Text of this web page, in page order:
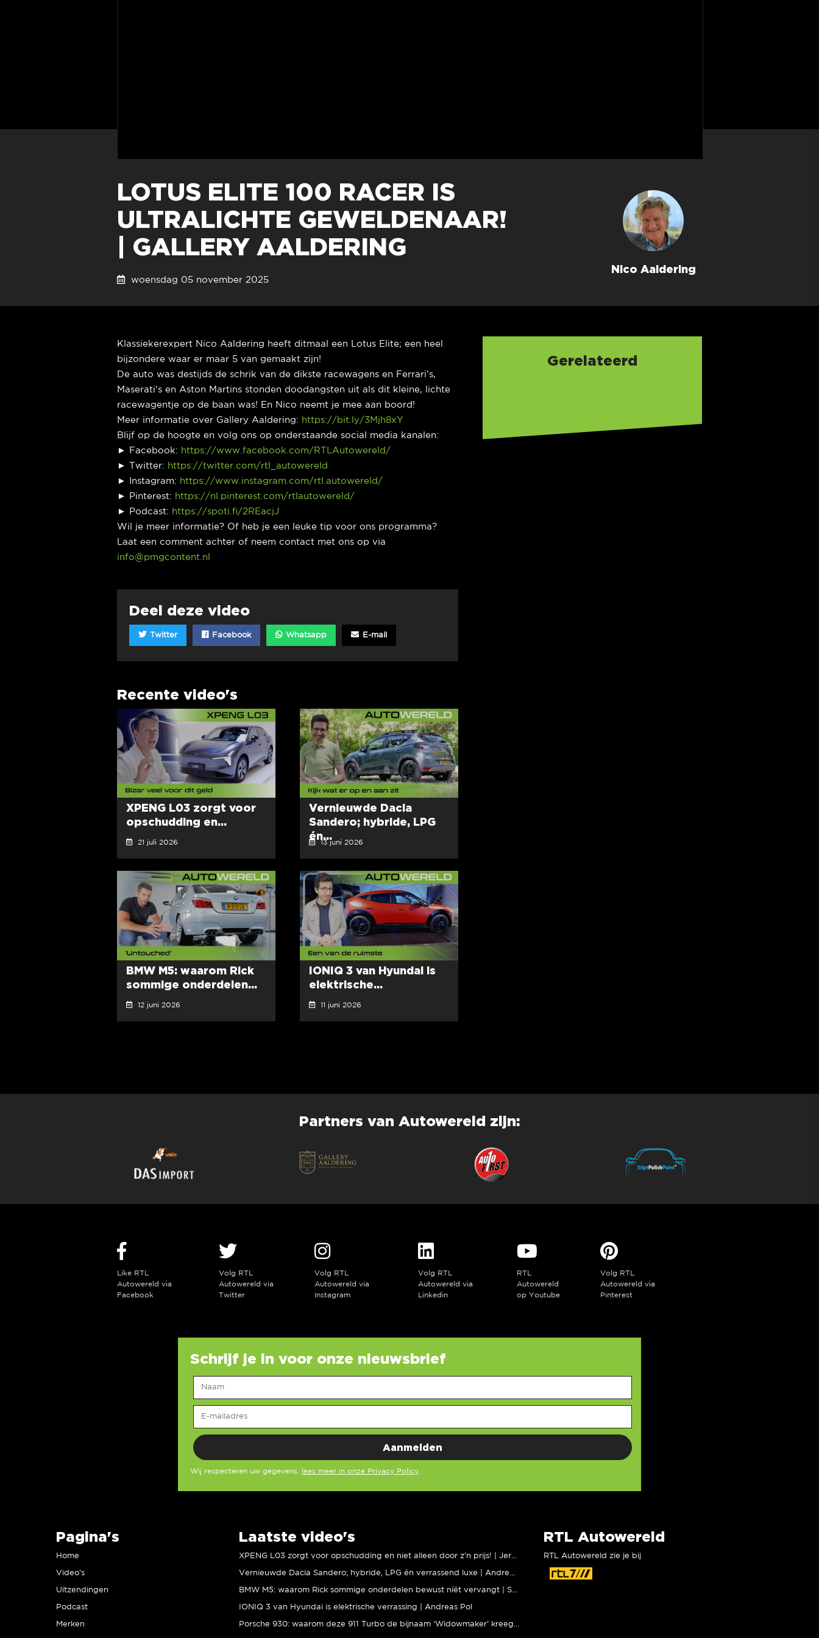
LOTUS ELITE 100 RACER IS
ULTRALICHTE GEWELDENAAR!
| GALLERY AALDERING
woensdag 05 november 2025
Nico Aaldering
Klassiekerexpert Nico Aaldering heeft ditmaal een Lotus Elite; een heel
bijzondere waar er maar 5 van gemaakt zijn!
De auto was destijds de schrik van de dikste racewagens en Ferrari’s,
Maserati’s en Aston Martins stonden doodangsten uit als dit kleine, lichte
racewagentje op de baan was! En Nico neemt je mee aan boord!
Meer informatie over Gallery Aaldering:
https://bit.ly/3Mjh8xY
Blijf op de hoogte en volg ons op onderstaande social media kanalen:
► Facebook:
https://www.facebook.com/RTLAutowereld/
► Twitter:
https://twitter.com/rtl_autowereld
► Instagram:
https://www.instagram.com/rtl.autowereld/
► Pinterest:
https://nl.pinterest.com/rtlautowereld/
► Podcast:
https://spoti.fi/2REacjJ
Wil je meer informatie? Of heb je een leuke tip voor ons programma?
Laat een comment achter of neem contact met ons op via
info@pmgcontent.nl
Deel deze video
Twitter Facebook Whatsapp E-mail
Recente video's
XPENG L03 zorgt voor
opschudding en...
21 juli 2026
Vernieuwde Dacia
Sandero; hybride, LPG
én...
13 juni 2026
BMW M5: waarom Rick
sommige onderdelen...
12 juni 2026
IONIQ 3 van Hyundai is
elektrische...
11 juni 2026
Gerelateerd
Partners van Autowereld zijn:
Like RTL
Autowereld via
Facebook
Volg RTL
Autowereld via
Twitter
Volg RTL
Autowereld via
Instagram
Volg RTL
Autowereld via
Linkedin
RTL
Autowereld
op Youtube
Volg RTL
Autowereld via
Pinterest
Schrijf je in voor onze nieuwsbrief
Wij respecteren uw gegevens, lees meer in onze Privacy Policy
Pagina's
Home
Video’s
Uitzendingen
Podcast
Merken
Laatste video's
IONIQ 3 van Hyundai is elektrische verrassing | Andreas Pol
RTL Autowereld
RTL Autowereld zie je bij